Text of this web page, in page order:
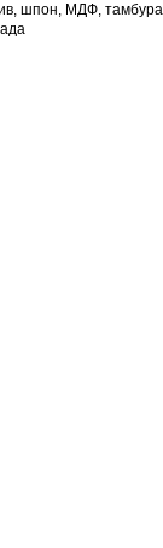
шпон, МДФ,